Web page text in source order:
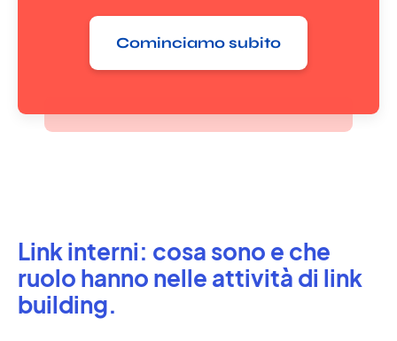
Cominciamo subito
Link interni: cosa sono e che
ruolo hanno nelle attività di link
building.